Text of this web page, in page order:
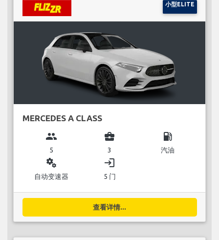
小型ELITE
MERCEDES A CLASS
group
5
business_center
3
local_gas_station
汽油
miscellaneous_services
自动变速器
login
5 门
查看详情...